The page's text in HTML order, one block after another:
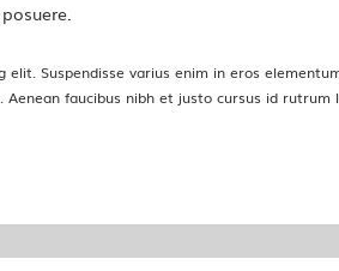
Suspendisse varius enim in eros
faucibus nibh et justo cursus id